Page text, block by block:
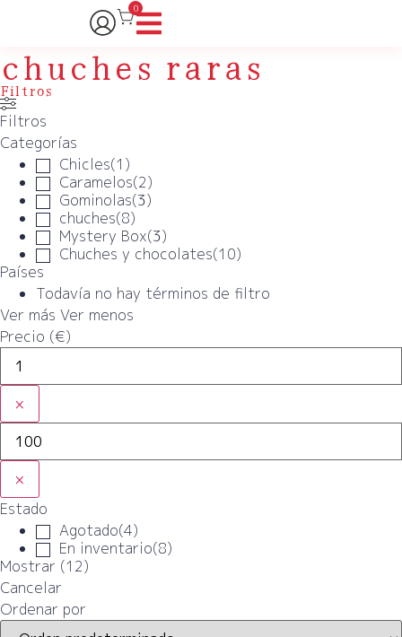
0
chuches raras
Filtros
Filtros
Categorías
Chicles(1 )
Caramelos(2)
Gominolas(3)
chuches(8)
Mystery Box(3)
Chuches y chocolates(10)
Países
Todavía no hay términos de filtro
Ver más Ver menos
Precio (€)
×
×
Estado
Agotado(4)
En inventario(8)
Mostrar (12)
Cancelar
Ordenar por